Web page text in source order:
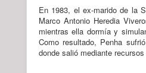
En 1983, el ex-marido de la
Marco Antonio Heredia
mientras ella dormía y
Como resultado, Penha
donde salió mediante